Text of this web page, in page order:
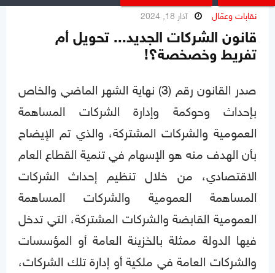
نقابات وعمّال آذار 18, 2024
قانون الشركات الجديد... تحويل أم
تفريط وخصخصة؟!
صدر القانون رقم (3) نهاية الشهر الماضي والخاص
بإحداث وحوكمة وإدارة الشركات المساهمة
العمومية والشركات المشتركة، والذي تم الإيضاح
بأن الهدف منه هو الإسهام في تنمية القطاع العام
الاقتصادي، من خلال تنظيم إحداث الشركات
المساهمة العمومية والشركات المساهمة
العمومية القابضة والشركات المشتركة، التي تدخل
فيها الدولة ممثلة بالخزينة العامة أو المؤسسات
والشركات العامة في ملكية أو إدارة تلك الشركات،